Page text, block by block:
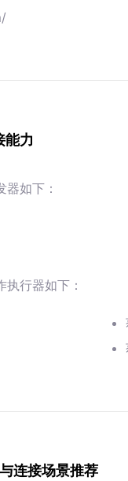
能力
如下：
行器如下：
连接场景推荐